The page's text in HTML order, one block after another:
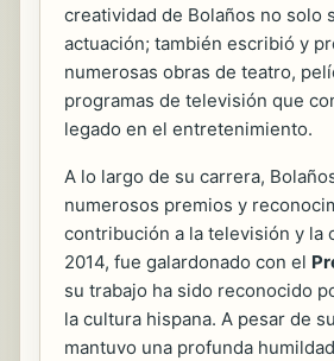
creatividad de Bolaños no solo
actuación; también escribió y
numerosas obras de teatro,
programas de televisión que
legado en el entretenimiento.
A lo largo de su carrera,
numerosos premios y
contribución a la televisión y la
2014, fue galardonado con el
su trabajo ha sido reconocido
la cultura hispana. A pesar de
mantuvo una profunda